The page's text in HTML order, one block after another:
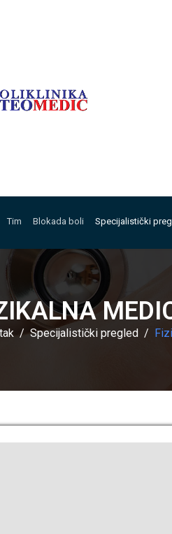
Tim Blokada boli Specijalistički
Specijalistički pregled